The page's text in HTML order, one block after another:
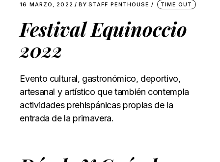
16 MARZO, 2022 BY STAFF PENTHOUSE TIME OUT
Festival Equinoccio
2022
Evento cultural, gastronómico, deportivo,
artesanal y artístico que también contempla
actividades prehispánicas propias de la
entrada de la primavera.